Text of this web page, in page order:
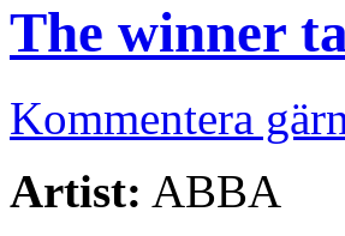
The winner
Kommentera
Artist: ABBA